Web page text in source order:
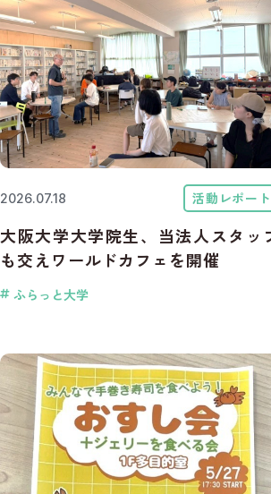
2026.07.18 活動レポート
大阪大学大学院生、当法人スタッ
も交えワールドカフェを開催
ふらっと大学